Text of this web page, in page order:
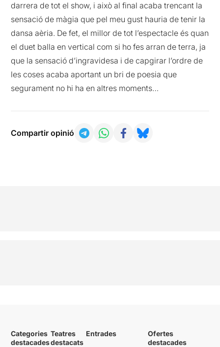
darrera de tot el show, i això al final acaba trencant la
sensació de màgia que pel meu gust hauria de tenir la
dansa aèria. De fet, el millor de tot l’espectacle és quan
el duet balla en vertical com si ho fes arran de terra, ja
que la sensació d’ingravidesa i de capgirar l’ordre de
les coses acaba aportant un bri de poesia que
segurament no hi ha en altres moments…
Compartir opinió
Categories
destacades
Teatres
destacats
Entrades
Ofertes
destacades